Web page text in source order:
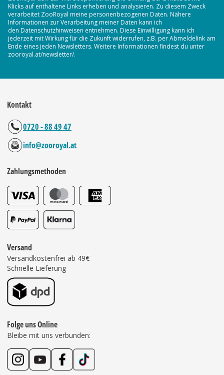
Klicks auf enthaltene Links erheben und analysieren. Zu diesem Zweck
verarbeitet ZooRoyal meine personenbezogenen Daten. Nähere
Informationen zur Verarbeitung meiner Daten kann ich
den Datenschutzhinweisen entnehmen. Diese Einwilligung kann ich
jederzeit mit Wirkung für die Zukunft widerrufen, z.B. per Abmeldelink am
Ende eines jeden Newsletters. Weitere Informationen findest du unter
zooroyal.at/newsletter/.
Kontakt
0720 - 88 49 47
info@zooroyal.at
Zahlungsmethoden
Versand
Versandkostenfrei ab 49€
Schnelle Lieferung
Folge uns Online
Bleibe mit uns verbunden: